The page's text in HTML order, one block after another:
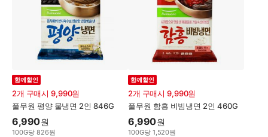
풀무원 평양 물냉면 2인 846G
함께할인
2개 구매시 9,990원
6,990원
100G당 826원
풀무원 함흥 비빔냉면 2인 460G
함께할인
2개 구매시 9,990원
6,990원
100G당 1,520원